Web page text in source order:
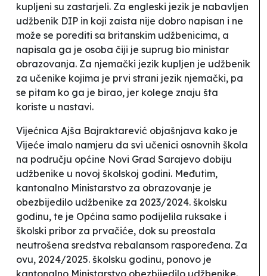
kupljeni su zastarjeli. Za engleski jezik je nabavljen
udžbenik DIP in koji zaista nije dobro napisan i ne
može se porediti sa britanskim udžbenicima, a
napisala ga je osoba čiji je suprug bio ministar
obrazovanja. Za njemački jezik kupljen je udžbenik
za učenike kojima je prvi strani jezik njemački, pa
se pitam ko ga je birao, jer kolege znaju šta
koriste u nastavi.
Vijećnica Ajša Bajraktarević objašnjava kako je
Vijeće imalo namjeru da svi učenici osnovnih škola
na području općine Novi Grad Sarajevo dobiju
udžbenike u novoj školskoj godini. Međutim,
kantonalno Ministarstvo za obrazovanje je
obezbijedilo udžbenike za 2023/2024. školsku
godinu, te je Općina samo podijelila ruksake i
školski pribor za prvačiće, dok su preostala
neutrošena sredstva rebalansom raspoređena. Za
ovu, 2024/2025. školsku godinu, ponovo je